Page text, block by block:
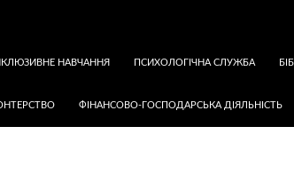
НАВЧАННЯ ПСИХОЛОГІЧНА СЛУЖБА
ФІНАНСОВО-ГОСПОДАРСЬКА ДІЯЛЬНІСТЬ